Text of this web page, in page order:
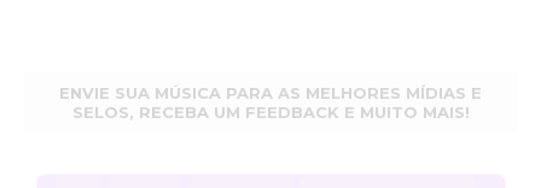
ENVIE SUA MÚSICA PARA AS MELHORES MÍDIAS E
SELOS, RECEBA UM FEEDBACK E MUITO MAIS!